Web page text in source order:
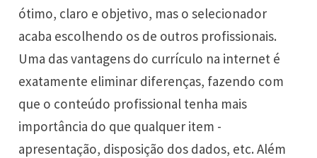
ótimo, claro e objetivo, mas o selecionador
acaba escolhendo os de outros profissionais.
Uma das vantagens do currículo na internet é
exatamente eliminar diferenças, fazendo com
que o conteúdo profissional tenha mais
importância do que qualquer item -
apresentação, disposição dos dados, etc. Além